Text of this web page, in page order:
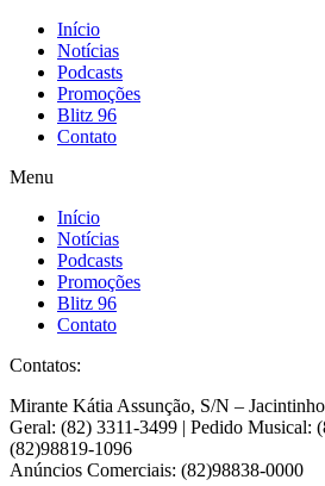
Início
Notícias
Podcasts
Promoções
Blitz 96
Contato
Menu
Início
Notícias
Podcasts
Promoções
Blitz 96
Contato
Contatos:
Mirante Kátia Assunção, S/N – Jacintinho
Geral: (82) 3311-3499 | Pedido Musical:
(82)98819-1096
Anúncios Comerciais: (82)98838-0000